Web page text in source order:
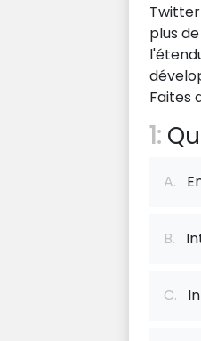
plus
Faites
1:
A.
B.
C.